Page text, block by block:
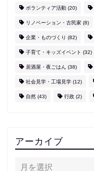
ボランティア活動 (20)
リノベーション・古民家 (8)
企業・ものづくり (82)
子育て・キッズイベント (32)
居酒屋・夜ごはん (38)
社会見学・工場見学 (12)
自然 (43) 行政 (2)
アーカイブ